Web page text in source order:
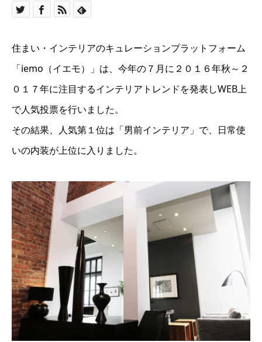
住まい・インテリアのキュレーションプラットフォーム
「iemo（イエモ）」は、今年の７月に２０１６年秋～２
０１７年に注目するインテリアトレンドを発表しWEB上
で人気投票を行いました。
その結果、人気第１位は「男前インテリア」で、日常使
いの内装が上位に入りました。